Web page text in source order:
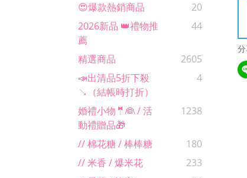
😍爆款熱銷商品
20
2026新品 👑禮物推
薦
44
精選商品
2605
📣出清品5折下殺
↘（結帳時打折）
4
婚禮小物🤵👰 / 活
動禮贈品🎁
1238
// 棉花糖 / 棒棒糖
180
// 米香 / 爆米花
233